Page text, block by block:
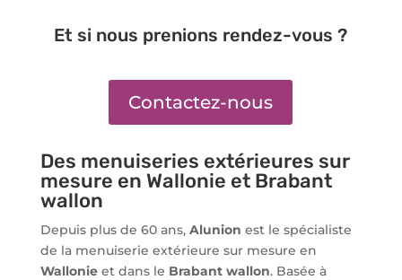
Et si nous prenions rendez-vous ?
Contactez-nous
Des menuiseries extérieures sur
mesure en Wallonie et Brabant
wallon
Depuis plus de 60 ans, Alunion est le spécialiste
de la menuiserie extérieure sur mesure en
Wallonieet dans le Brabant wallon. Basée à